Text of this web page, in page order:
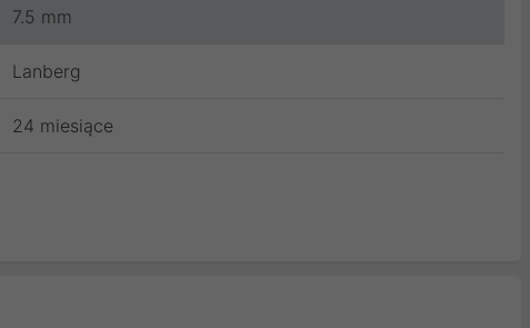
7.5 mm
Lanberg
24 miesiące